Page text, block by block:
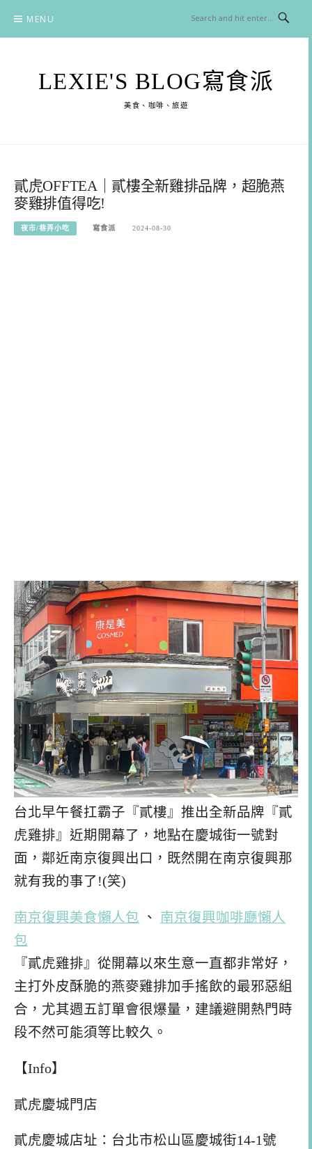
content
MENU
LEXIE'S BLOG寫食派
美食、咖啡、旅遊
貳虎OFFTEA｜貳樓全新雞排品牌，超脆燕
麥雞排值得吃!
夜市/巷弄小吃 寫食派 2024-08-30
台北早午餐扛霸子『貳樓』推出全新品牌『貳
虎雞排』近期開幕了，地點在慶城街一號對
面，鄰近南京復興出口，既然開在南京復興那
就有我的事了!(笑)
南京復興美食懶人包 、 南京復興咖啡廳懶人
包
『貳虎雞排』從開幕以來生意一直都非常好，
主打外皮酥脆的燕麥雞排加手搖飲的最邪惡組
合，尤其週五訂單會很爆量，建議避開熱門時
段不然可能須等比較久。
【Info】
貳虎慶城門店
貳虎慶城店址：台北市松山區慶城街14-1號